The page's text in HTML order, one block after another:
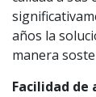
años la
manera
Facilidad